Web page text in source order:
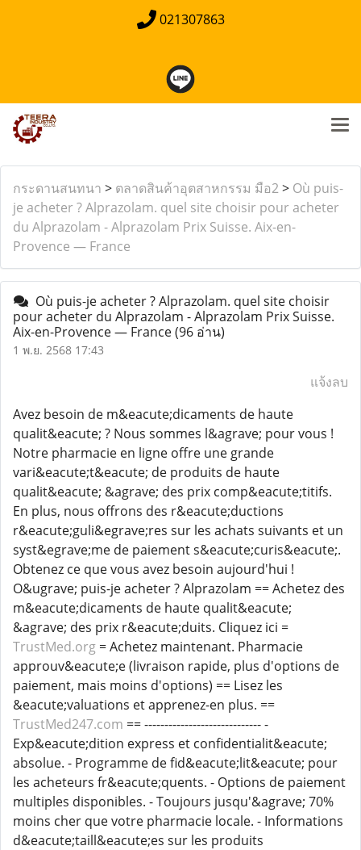
021307863
กระดานสนทนา > ตลาดสินค้าอุตสาหกรรม มือ2> Où puis-
je acheter ? Alprazolam. quel site choisir pour acheter
du Alprazolam - Alprazolam Prix Suisse. Aix-en-
Provence — France
Où puis-je acheter ? Alprazolam. quel site choisir
pour acheter du Alprazolam - Alprazolam Prix Suisse.
Aix-en-Provence — France(96 อ่าน)
1 พ.ย. 2568 17:43
แจ้งลบ
Avez besoin de m&eacute;dicaments de haute
qualit&eacute; ? Nous sommes l&agrave; pour vous !
Notre pharmacie en ligne offre une grande
vari&eacute;t&eacute; de produits de haute
qualit&eacute; &agrave; des prix comp&eacute;titifs.
En plus, nous offrons des r&eacute;ductions
r&eacute;guli&egrave;res sur les achats suivants et un
syst&egrave;me de paiement s&eacute;curis&eacute;.
Obtenez ce que vous avez besoin aujourd'hui !
O&ugrave; puis-je acheter ? Alprazolam == Achetez des
m&eacute;dicaments de haute qualit&eacute;
&agrave; des prix r&eacute;duits. Cliquez ici =
TrustMed.org = Achetez maintenant. Pharmacie
approuv&eacute;e (livraison rapide, plus d'options de
paiement, mais moins d'options) == Lisez les
&eacute;valuations et apprenez-en plus. ==
TrustMed247.com == ----------------------------- -
Exp&eacute;dition express et confidentialit&eacute;
absolue. - Programme de fid&eacute;lit&eacute; pour
les acheteurs fr&eacute;quents. - Options de paiement
multiples disponibles. - Toujours jusqu'&agrave; 70%
moins cher que votre pharmacie locale. - Informations
d&eacute;taill&eacute;es sur les produits